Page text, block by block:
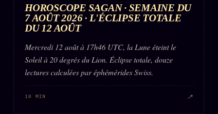
Presse
Business
Corrections · Erratum
Mentions légales
llms.txt
HOROSCOPE SAGAN · SEMAINE DU
7 AOÛT 2026 · L'ÉCLIPSE TOTALE
DU 12 AOÛT
Mercredi 12 août à 17h46 UTC, la Lune éteint le
Soleil à 20 degrés du Lion. Éclipse totale, douze
lectures calculées par éphémérides Swiss.
18 MIN ↗